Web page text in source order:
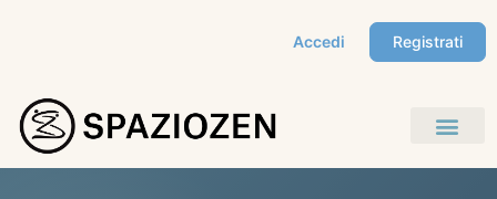
Accedi Registrati